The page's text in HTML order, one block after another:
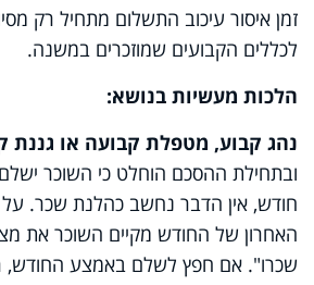
זמן איסור עיכוב התשלום מתחיל רק
לכללים הקבועים שמוזכרים במשנה.
הלכות מעשיות בנושא:
נהג קבוע, מטפלת קבועה או גננת
ובתחילת ההסכם הוחלט כי השוכר
חודש, אין הדבר נחשב כהלנת שכר. על
האחרון של החודש מקיים השוכר את
שכרו". אם חפץ לשלם באמצע החודש,